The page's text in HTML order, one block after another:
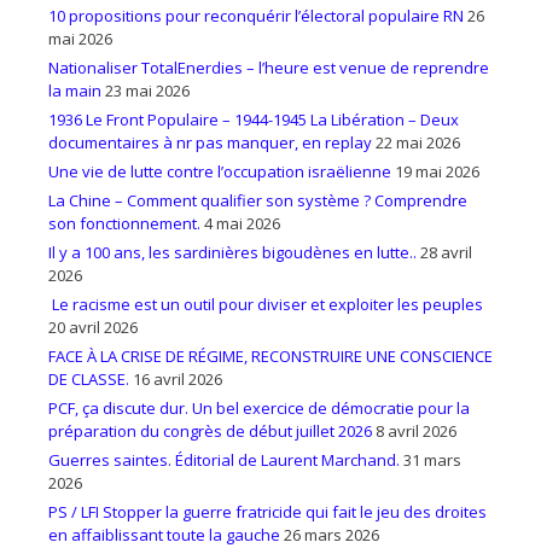
10 propositions pour reconquérir l’électoral populaire RN 26
mai 2026
Nationaliser TotalEnerdies – l’heure est venue de reprendre
la main 23 mai 2026
1936 Le Front Populaire – 1944-1945 La Libération – Deux
documentaires à nr pas manquer, en replay22 mai 2026
Une vie de lutte contre l’occupation israëlienne 19 mai 2026
La Chine – Comment qualifier son système ? Comprendre
son fonctionnement. 4 mai 2026
Il y a 100 ans, les sardinières bigoudènes en lutte.. 28 avril
2026
Le racisme est un outil pour diviser et exploiter les peuples
20 avril 2026
FACE À LA CRISE DE RÉGIME, RECONSTRUIRE UNE CONSCIENCE
DE CLASSE. 16 avril 2026
PCF, ça discute dur. Un bel exercice de démocratie pour la
préparation du congrès de début juillet 2026 8 avril 2026
Guerres saintes. Éditorial de Laurent Marchand. 31 mars
2026
PS / LFI Stopper la guerre fratricide qui fait le jeu des droites
en affaiblissant toute la gauche 26 mars 2026